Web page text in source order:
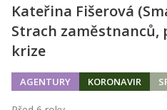
Kateřina Fišerová
Strach
krize
AGENTURY KORONAVIR